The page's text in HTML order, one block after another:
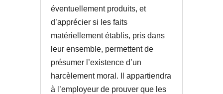
éventuellement produits, et
d’apprécier si les faits
matériellement établis, pris dans
leur ensemble, permettent de
présumer l’existence d’un
harcèlement moral. Il appartiendra
à l’employeur de prouver que les